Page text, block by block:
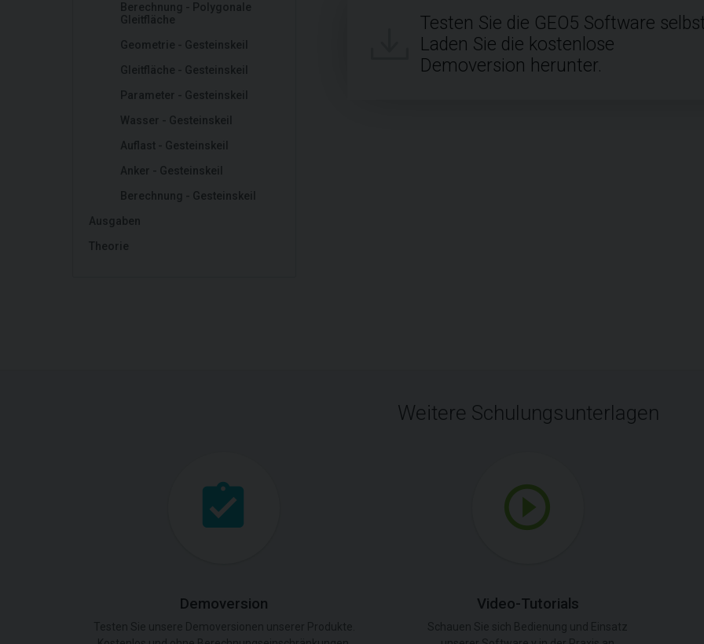
Berechnung - Polygonale
Gleitfläche
Geometrie - Gesteinskeil
Gleitfläche - Gesteinskeil
Parameter - Gesteinskeil
Wasser - Gesteinskeil
Auflast - Gesteinskeil
Anker - Gesteinskeil
Berechnung - Gesteinskeil
Ausgaben
Theorie
Testen Sie die GEO5 Software
Laden Sie die kostenlose
Demoversion herunter.
Weitere Schulungsunterlagen
Demoversion Video-Tutorials